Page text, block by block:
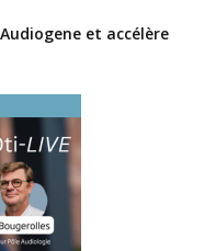
et accélère